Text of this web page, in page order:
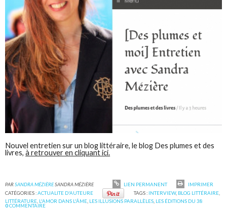
Nouvel entretien sur un blog littéraire, le blog Des plumes et des
livres,à retrouver en cliquant ici.
PARSANDRA MÉZIÈRESANDRA MÉZIÈRE LIEN PERMANENT
IMPRIMER
CATÉGORIES :ACTUALITE D'AUTEURE TAGS : INTERVIEW, BLOG LITTÉRAIRE,
LITTÉRATURE L'AMOR DANS L'ÂME LES ILLUSIONS PARALLÈLES LES ÉDITIONS DU 38
0COMMENTAIRE